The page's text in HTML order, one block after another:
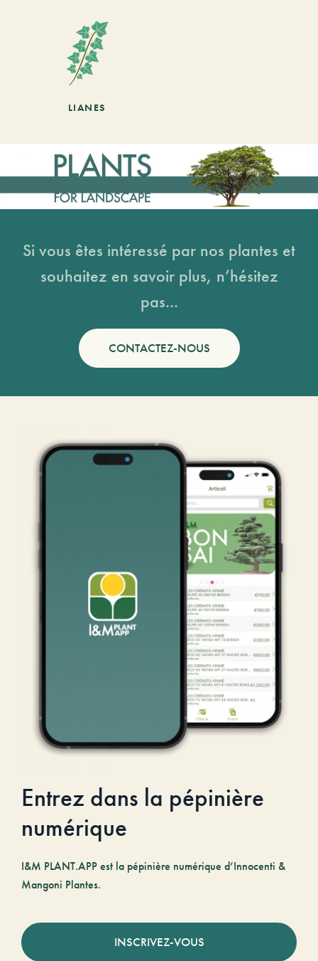
LIANES
Si vous êtes intéressé par nos plantes et
souhaitez en savoir plus, n’hésitez
pas...
CONTACTEZ-NOUS
Entrez dans la pépinière
numérique
I&M PLANT.APP est la pépinière numérique d’Innocenti &
Mangoni Plantes.
INSCRIVEZ-VOUS